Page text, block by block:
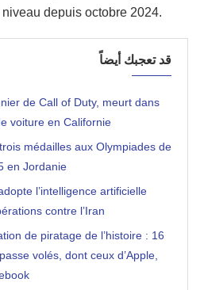
depuis octobre 2024.
قد تعجبك أيضاً
de Call of Duty, meurt dans
voiture en Californie
médailles aux Olympiades de
en Jordanie
l’intelligence artificielle
contre l’Iran
de piratage de l’histoire : 16
volés, dont ceux d’Apple,